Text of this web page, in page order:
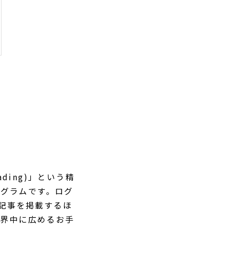
」という精
ラムです。ログ
事を掲載するほ
中に広めるお手